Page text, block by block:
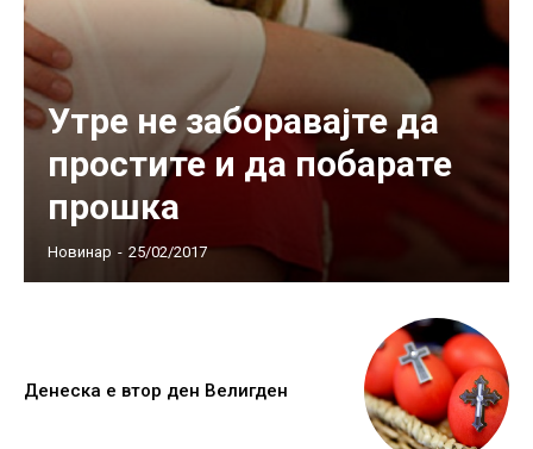
Утре не заборавајте да
простите и да побарате
прошка
Новинар - 25/02/2017
Денеска е втор ден Велигден